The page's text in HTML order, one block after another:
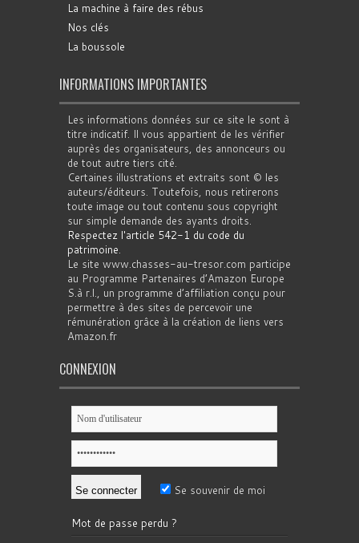
La machine à faire des rébus
Nos clés
La boussole
INFORMATIONS IMPORTANTES
Les informations données sur ce site le sont à
titre indicatif. Il vous appartient de les vérifier
auprès des organisateurs, des annonceurs ou
de tout autre tiers cité.
Certaines illustrations et extraits sont © les
auteurs/éditeurs. Toutefois, nous retirerons
toute image ou tout contenu sous copyright
sur simple demande des ayants droits.
Respectez l'article 542-1 du code du
patrimoine.
Le site www.chasses-au-tresor.com participe
au Programme Partenaires d’Amazon Europe
S.à r.l., un programme d’affiliation conçu pour
permettre à des sites de percevoir une
rémunération grâce à la création de liens vers
Amazon.fr
CONNEXION
Se souvenir de moi
Mot de passe perdu ?